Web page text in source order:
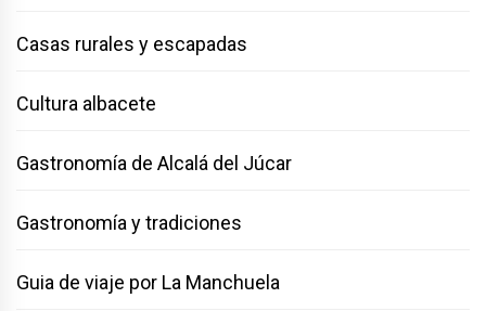
Casas rurales y escapadas
Cultura albacete
Gastronomía de Alcalá del Júcar
Gastronomía y tradiciones
Guia de viaje por La Manchuela